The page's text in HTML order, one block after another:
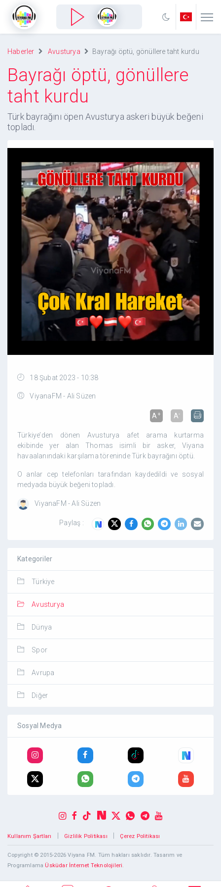
Haberler Avusturya Bayrağı öptü, gönüllere taht kurdu
Bayrağı öptü, gönüllere
taht kurdu
Türk bayrağını öpen Avusturya askeri büyük beğeni
topladı.
18 Şubat 2023 - 10:38
ViyanaFM - Ali Süzen
A+ A-
Türkiye’den dönen Avusturya afet arama kurtarma
ekibinde yer alan Thomas isimli bir asker, Viyana
havaalanındaki karşılama töreninde Türk bayrağını öptü.
O anlar cep telefonları tarafından kaydedildi ve sosyal
medyada büyük beğeni topladı.
ViyanaFM - Ali Süzen
Paylaş :
Kategoriler
Türkiye
Avusturya
Dünya
Spor
Avrupa
Diğer
Sosyal Medya
Kullanım Şartları Gizlilik Politikası Çerez Politikası
Copyright © 2015-2026 Viyana FM. Tüm hakları saklıdır. Tasarım ve
Programlama Üsküdar İnternet Teknolojileri.